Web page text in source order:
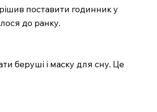
поставити годинник у
до ранку.
беруші і маску для сну. Це